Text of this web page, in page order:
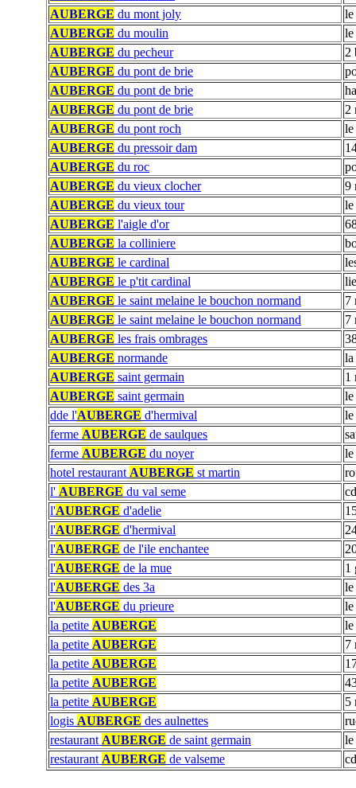
AUBERGE du mont joly
AUBERGE du moulin
le
AUBERGE du pecheur
2
AUBERGE du pont de brie
AUBERGE du pont de brie
AUBERGE du pont de brie
2
AUBERGE du pont roch
le
AUBERGE du pressoir dam
AUBERGE du roc
AUBERGE du vieux clocher
9
AUBERGE du vieux tour
le
AUBERGE l'aigle d'or
AUBERGE la colliniere
AUBERGE le cardinal
AUBERGE le p'tit cardinal
AUBERGE le saint melaine le bouchon normand
7
AUBERGE le saint melaine le bouchon normand
7
AUBERGE les frais ombrages
AUBERGE normande
la
AUBERGE saint germain
1
AUBERGE saint germain
le
dde l'AUBERGE d'hermival
le
ferme AUBERGE de saulques
ferme AUBERGE du noyer
le
hotel restaurant AUBERGE st martin
l' AUBERGE du val seme
l'AUBERGE d'adelie
l'AUBERGE d'hermival
l'AUBERGE de l'ile enchantee
l'AUBERGE de la mue
1
l'AUBERGE des 3a
le
l'AUBERGE du prieure
le
la petite AUBERGE
le
la petite AUBERGE
7
la petite AUBERGE
la petite AUBERGE
la petite AUBERGE
5
logis AUBERGE des aulnettes
restaurant AUBERGE de saint germain
le
restaurant AUBERGE de valseme